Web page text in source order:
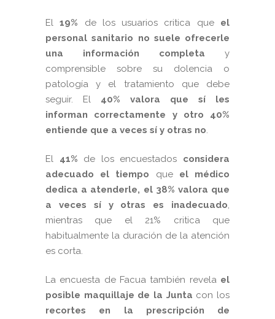
El19% de los usuarios critica que el
personal sanitario no suele ofrecerle
una información completa y
comprensible sobre su dolencia o
patología y el tratamiento que debe
seguir. El 40% valora que sí les
informan correctamente y otro 40%
entiende que a veces sí y otras no
El 41% de los encuestados considera
adecuado el tiempo que el médico
dedica a atenderle, el 38% valora que
a veces sí y otras es inadecuado
mientras que el 21% critica que
habitualmente la duración de la atención
es corta.
La encuesta de Facua también revela el
posible maquillaje de la Junta con los
recortes en la prescripción de